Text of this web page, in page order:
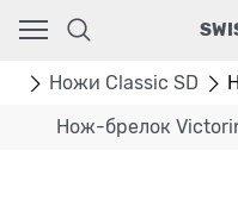
Ножи Classic SD
Нож-брелок
Ваш город - Москва,
угадали?
ДА НЕТ